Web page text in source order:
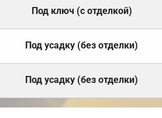
Под ключ (с отделкой)
Под усадку (без отделки)
Под усадку (без отделки)